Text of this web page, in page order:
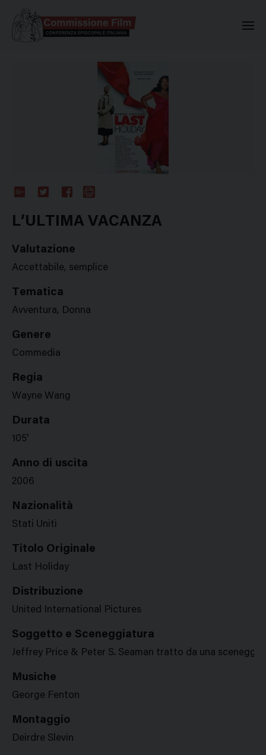
Plus
L’ULTIMA VACANZA
Valutazione
Accettabile, semplice
Tematica
Avventura, Donna
Genere
Commedia
Regia
Wayne Wang
Durata
105'
Anno di uscita
2006
Nazionalità
Stati Uniti
Titolo Originale
Last Holiday
Distribuzione
United International Pictures
Soggetto e Sceneggiatura
Jeffrey Price & Peter S. Seaman tratto da una
Musiche
George Fenton
Montaggio
Deirdre Slevin